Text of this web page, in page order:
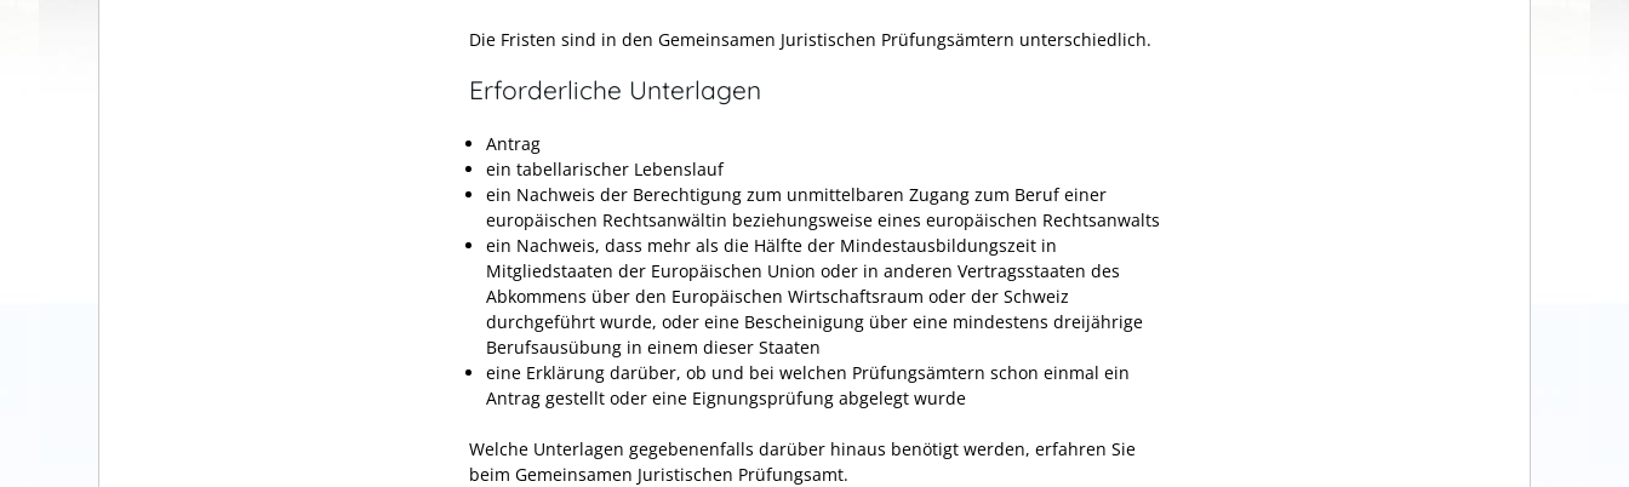
Die Fristen sind in den Gemeinsamen Juristischen Prüfungsämtern unterschiedlich.
Erforderliche Unterlagen
Antrag
ein tabellarischer Lebenslauf
ein Nachweis der Berechtigung zum unmittelbaren Zugang zum Beruf einer
europäischen Rechtsanwältin beziehungsweise eines europäischen Rechtsanwalts
ein Nachweis, dass mehr als die Hälfte der Mindestausbildungszeit in
Mitgliedstaaten der Europäischen Union oder in anderen Vertragsstaaten des
Abkommens über den Europäischen Wirtschaftsraum oder der Schweiz
durchgeführt wurde, oder eine Bescheinigung über eine mindestens dreijährige
Berufsausübung in einem dieser Staaten
eine Erklärung darüber, ob und bei welchen Prüfungsämtern schon einmal ein
Antrag gestellt oder eine Eignungsprüfung abgelegt wurde
Welche Unterlagen gegebenenfalls darüber hinaus benötigt werden, erfahren Sie
beim Gemeinsamen Juristischen Prüfungsamt.